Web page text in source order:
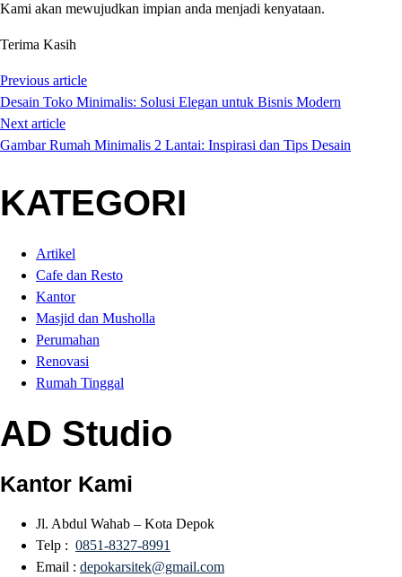
Kami akan mewujudkan impian anda menjadi kenyataan.
Terima Kasih
Previous article
Desain Toko Minimalis: Solusi Elegan untuk Bisnis Modern
Next article
Gambar Rumah Minimalis 2 Lantai: Inspirasi dan Tips Desain
KATEGORI
Artikel
Cafe dan Resto
Kantor
Masjid dan Musholla
Perumahan
Renovasi
Rumah Tinggal
AD Studio
Kantor Kami
Jl. Abdul Wahab – Kota Depok
Telp : 0851-8327-8991
Email : depokarsitek@gmail.com